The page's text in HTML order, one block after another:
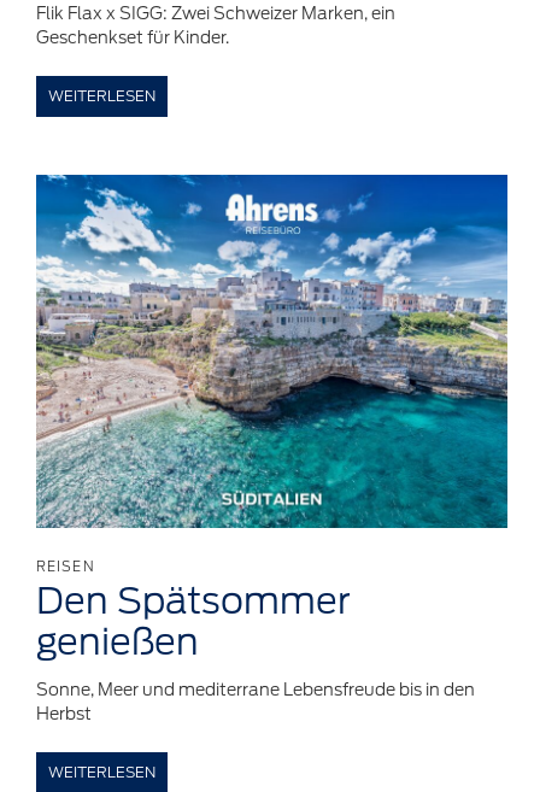
Flik Flax x SIGG: Zwei Schweizer Marken, ein
Geschenkset für Kinder.
WEITERLESEN
REISEN
Den Spätsommer
genießen
Sonne, Meer und mediterrane Lebensfreude bis in den
Herbst
WEITERLESEN